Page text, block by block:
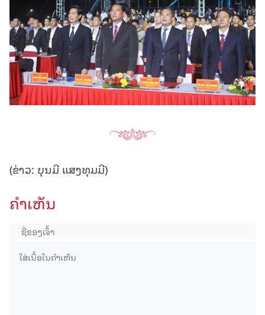
(ຂ່າວ: ບຸນມີ ແສງທຸມມີ)
ຄໍາເຫັນ